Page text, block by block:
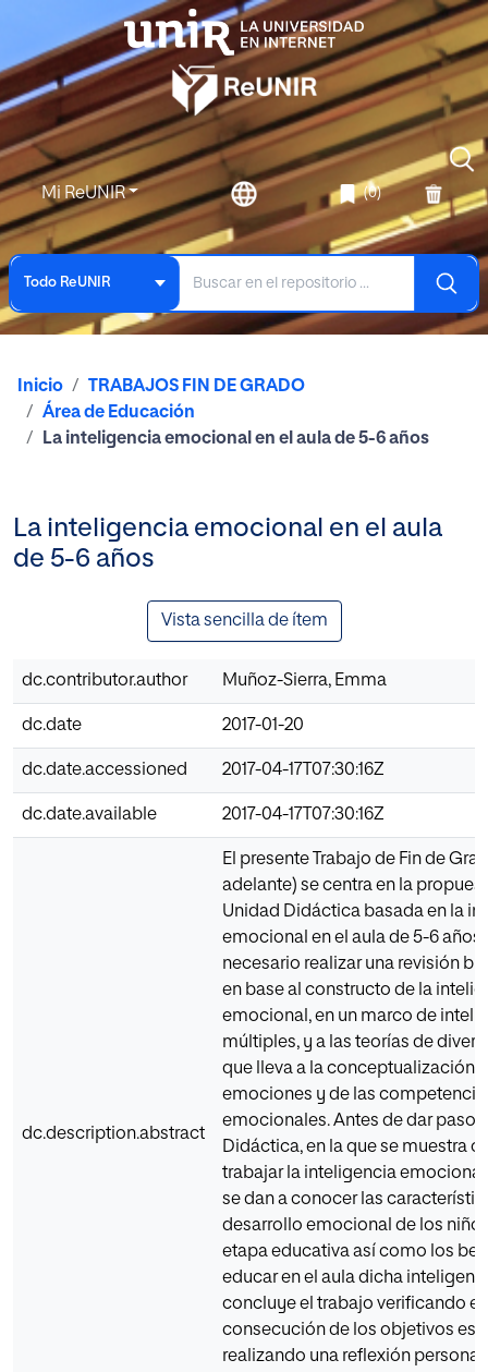
Mi ReUNIR (0)
Todo ReUNIR
Inicio
TRABAJOS FIN DE GRADO
Área de Educación
La inteligencia emocional en el aula de 5-6 años
La inteligencia emocional en el aula
de 5-6 años
Vista sencilla de ítem
dc.contributor.author Muñoz-Sierra, Emma
dc.date 2017-01-20
dc.date.accessioned 2017-04-17T07:30:16Z
dc.date.available 2017-04-17T07:30:16Z
dc.description.abstract
El presente Trabajo de Fin de
adelante) se centra en la
Unidad Didáctica basada en la
emocional en el aula de 5-6 años.
necesario realizar una revisión
en base al constructo de la
emocional, en un marco de
múltiples, y a las teorías de
que lleva a la conceptualización
emociones y de las
emocionales. Antes de dar paso
Didáctica, en la que se muestra
trabajar la inteligencia emocional
se dan a conocer las
desarrollo emocional de los
etapa educativa así como los
educar en el aula dicha
concluye el trabajo verificando el
consecución de los objetivos
realizando una reflexión personal